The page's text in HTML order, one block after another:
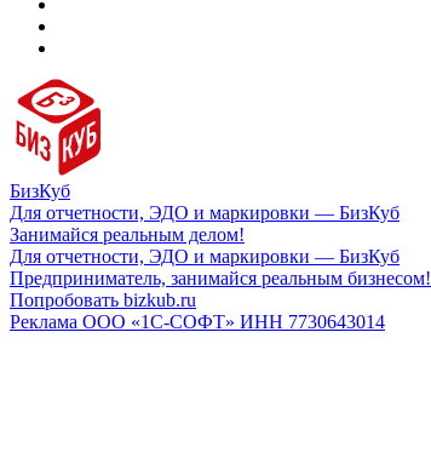
БизКуб
Для отчетности, ЭДО и маркировки — БизКуб
Занимайся реальным делом!
Для отчетности, ЭДО и маркировки — БизКуб
Предприниматель, занимайся реальным бизнесом!
Попробовать bizkub.ru
Реклама ООО «1С-СОФТ» ИНН 7730643014